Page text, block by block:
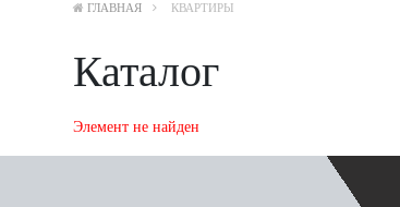
ГЛАВНАЯ КВАРТИРЫ
Каталог
Элемент не найден